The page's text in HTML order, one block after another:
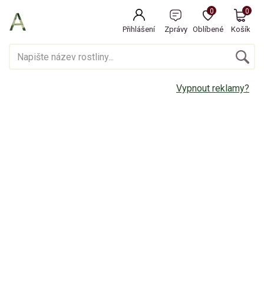
Přihlášení Zprávy Oblíbené
0
Košík
0
Vypnout reklamy?